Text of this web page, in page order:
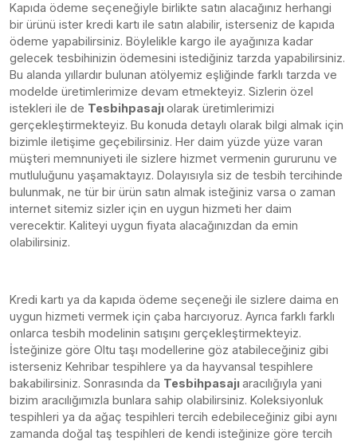
Kapıda ödeme seçeneğiyle birlikte satın alacağınız herhangi
bir ürünü ister kredi kartı ile satın alabilir, isterseniz de kapıda
ödeme yapabilirsiniz. Böylelikle kargo ile ayağınıza kadar
gelecek tesbihinizin ödemesini istediğiniz tarzda yapabilirsiniz.
Bu alanda yıllardır bulunan atölyemiz eşliğinde farklı tarzda ve
modelde üretimlerimize devam etmekteyiz. Sizlerin özel
istekleri ile de Tesbihpasajı olarak üretimlerimizi
gerçekleştirmekteyiz. Bu konuda detaylı olarak bilgi almak için
bizimle iletişime geçebilirsiniz. Her daim yüzde yüze varan
müşteri memnuniyeti ile sizlere hizmet vermenin gururunu ve
mutluluğunu yaşamaktayız. Dolayısıyla siz de tesbih tercihinde
bulunmak, ne tür bir ürün satın almak isteğiniz varsa o zaman
internet sitemiz sizler için en uygun hizmeti her daim
verecektir. Kaliteyi uygun fiyata alacağınızdan da emin
olabilirsiniz.
Kredi kartı ya da kapıda ödeme seçeneği ile sizlere daima en
uygun hizmeti vermek için çaba harcıyoruz. Ayrıca farklı farklı
onlarca tesbih modelinin satışını gerçekleştirmekteyiz.
İsteğinize göre Oltu taşı modellerine göz atabileceğiniz gibi
isterseniz Kehribar tespihlere ya da hayvansal tespihlere
bakabilirsiniz. Sonrasında da Tesbihpasajı aracılığıyla yani
bizim aracılığımızla bunlara sahip olabilirsiniz. Koleksiyonluk
tespihleri ya da ağaç tespihleri tercih edebileceğiniz gibi aynı
zamanda doğal taş tespihleri de kendi isteğinize göre tercih